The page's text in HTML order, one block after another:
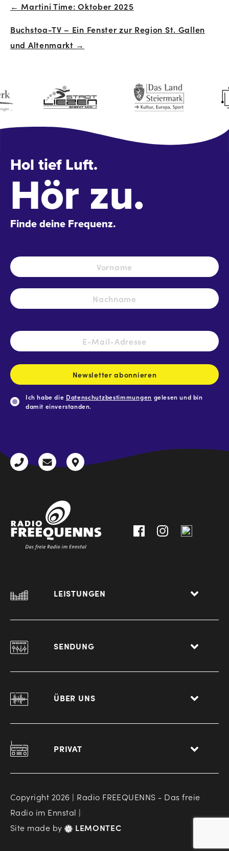
Beitrags-
Navigation
← Martini Time: Oktober 2025
Buchstoa-TV – Ein Fenster zur Region St. Gallen
und Altenmarkt →
Hol tief Luft.
Hör zu.
Finde deine Frequenz.
Name *
E-
Mail-
Newsletter abonnieren
Ich habe die Datenschutzbestimmungen gelesen und bin
damit einverstanden.
+43
radio@freequenns.at
Kulturhausstraße
LEISTUNGEN
SENDUNG
ÜBER UNS
PRIVAT
Copyright 2026 | Radio FREEQUENNS - Das freie
Radio im Ennstal |
Site made by
LEMONTEC